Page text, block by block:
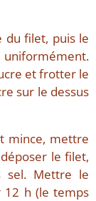
du filet, puis le
et frotter le
sur le dessus
mince, mettre
le filet,
sel. Mettre le
12 h (le temps